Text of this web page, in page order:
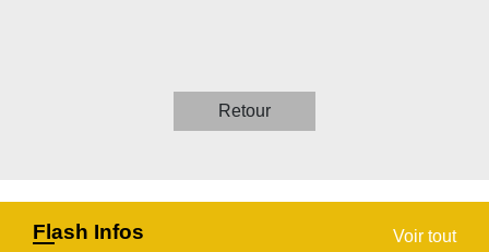
Retour
Flash Infos Voir tout